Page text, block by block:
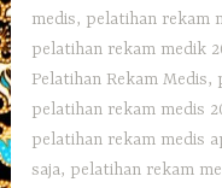
medis, pelatihan rekam
pelatihan rekam medik
Pelatihan Rekam Medis,
pelatihan rekam medis
pelatihan rekam medis
saja, pelatihan rekam